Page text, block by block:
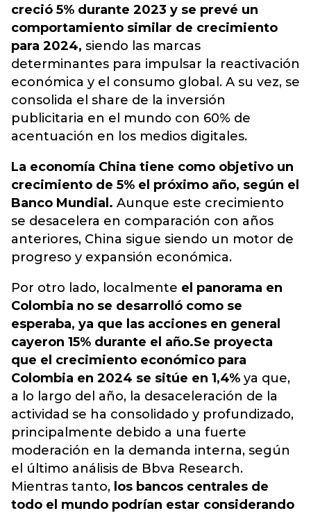
creció 5% durante 2023 y se prevé un
comportamiento similar de crecimiento
para 2024, siendo las marcas
determinantes para impulsar la reactivación
económica y el consumo global. A su vez, se
consolida el share de la inversión
publicitaria en el mundo con 60% de
acentuación en los medios digitales.
La economía China tiene como objetivo un
crecimiento de 5% el próximo año, según el
Banco Mundial. Aunque este crecimiento
se desacelera en comparación con años
anteriores, China sigue siendo un motor de
progreso y expansión económica.
Por otro lado, localmente el panorama en
Colombia no se desarrolló como se
esperaba, ya que las acciones en general
cayeron 15% durante el año.Se proyecta
que el crecimiento económico para
Colombia en 2024 se sitúe en 1,4% ya que,
a lo largo del año, la desaceleración de la
actividad se ha consolidado y profundizado,
principalmente debido a una fuerte
moderación en la demanda interna, según
el último análisis de Bbva Research.
Mientras tanto, los bancos centrales de
todo el mundo podrían estar considerando